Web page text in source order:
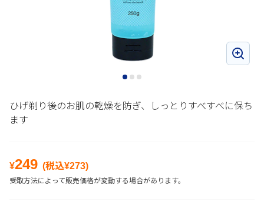
ひげ剃り後のお肌の乾燥を防ぎ、しっとりすべすべに保ち
ます
¥249 (税込¥273)
受取方法によって販売価格が変動する場合があります。